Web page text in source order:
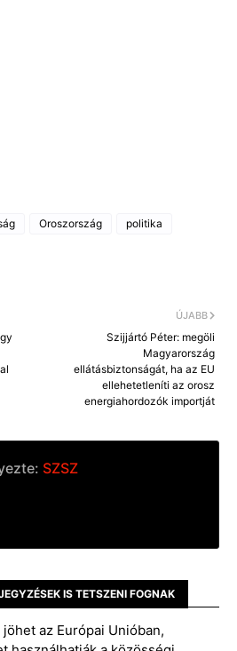
Oroszország
politika
ÚJABB
Szijjártó Péter: megöli
Magyarország
ellátásbiztonságát, ha az EU
ellehetetleníti az orosz
energiahordozók importját
SZSZ
IS TETSZENI FOGNAK
jöhet az Európai Unióban,